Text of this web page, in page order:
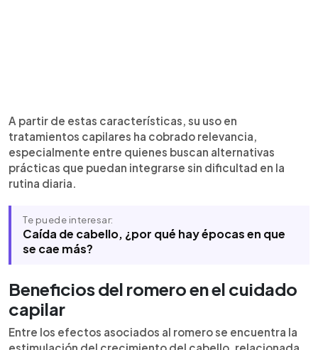
A partir de estas características, su uso en
tratamientos capilares ha cobrado relevancia,
especialmente entre quienes buscan alternativas
prácticas que puedan integrarse sin dificultad en la
rutina diaria.
Te puede interesar:
Caída de cabello, ¿por qué hay épocas en que
se cae más?
Beneficios del romero en el cuidado
capilar
Entre los efectos asociados al romero se encuentra la
estimulación del crecimiento del cabello, relacionada